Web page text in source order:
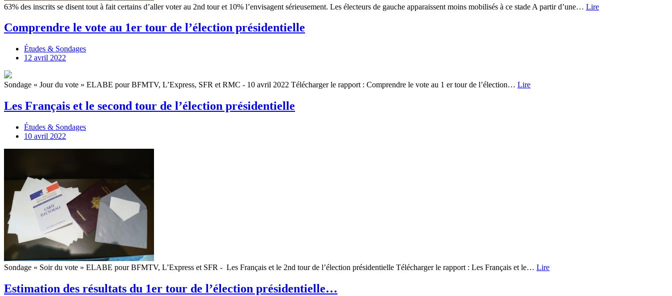
63% des inscrits se disent tout à fait certains d’aller voter au 2nd tour et 10% l’envisagent sérieusement. Les électeurs de gauche apparaissent moins mobilisés à ce stade A partir d’une… Lire
Comprendre le vote au 1er tour de l’élection présidentielle
Études & Sondages
12 avril 2022
Sondage « Jour du vote » ELABE pour BFMTV, L’Express, SFR et RMC - 10 avril 2022 Télécharger le rapport : Comprendre le vote au 1 er tour de l’élection… Lire
Les Français et le second tour de l’élection présidentielle
Études & Sondages
10 avril 2022
Sondage « Soir du vote » ELABE pour BFMTV, L’Express et SFR - Les Français et le 2nd tour de l’élection présidentielle Télécharger le rapport : Les Français et le… Lire
Estimation des résultats du 1er tour de l’élection présidentielle…